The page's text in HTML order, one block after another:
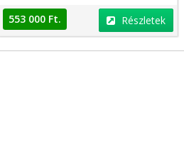
553 000 Ft. Részletek